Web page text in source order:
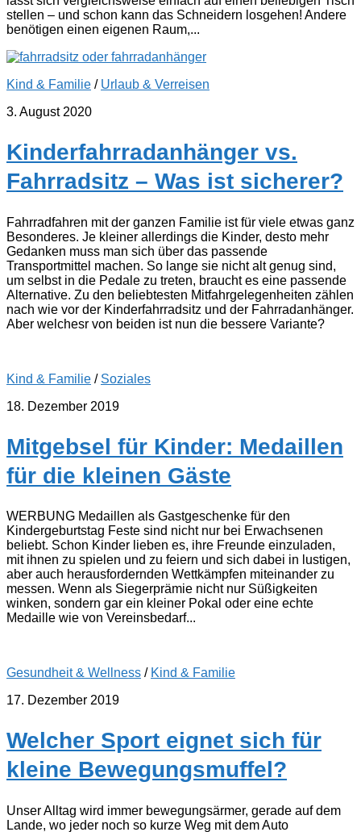
stellen – und schon kann das Schneidern losgehen! Andere
benötigen einen eigenen Raum,...
Kind & Familie / Urlaub & Verreisen
3. August 2020
Kinderfahrradanhänger vs.
Fahrradsitz – Was ist sicherer?
Fahrradfahren mit der ganzen Familie ist für viele etwas ganz
Besonderes. Je kleiner allerdings die Kinder, desto mehr
Gedanken muss man sich über das passende
Transportmittel machen. So lange sie nicht alt genug sind,
um selbst in die Pedale zu treten, braucht es eine passende
Alternative. Zu den beliebtesten Mitfahrgelegenheiten zählen
nach wie vor der Kinderfahrradsitz und der Fahrradanhänger.
Aber welchesr von beiden ist nun die bessere Variante?
Kind & Familie / Soziales
18. Dezember 2019
Mitgebsel für Kinder: Medaillen
für die kleinen Gäste
WERBUNG Medaillen als Gastgeschenke für den
Kindergeburtstag Feste sind nicht nur bei Erwachsenen
beliebt. Schon Kinder lieben es, ihre Freunde einzuladen,
mit ihnen zu spielen und zu feiern und sich dabei in lustigen,
aber auch herausfordernden Wettkämpfen miteinander zu
messen. Wenn als Siegerprämie nicht nur Süßigkeiten
winken, sondern gar ein kleiner Pokal oder eine echte
Medaille wie von Vereinsbedarf...
Gesundheit & Wellness / Kind & Familie
17. Dezember 2019
Welcher Sport eignet sich für
kleine Bewegungsmuffel?
Unser Alltag wird immer bewegungsärmer, gerade auf dem
Lande, wo jeder noch so kurze Weg mit dem Auto